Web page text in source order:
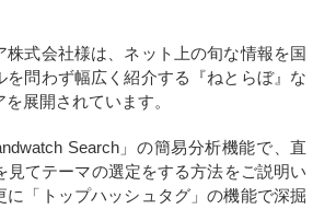
株式会社様は、ネット上の旬な情報を国
を問わず幅広く紹介する『ねとらぼ』な
展開されています。
Search」の簡易分析機能で、直
見てテーマの選定をする方法をご説明い
に「トップハッシュタグ」の機能で深掘